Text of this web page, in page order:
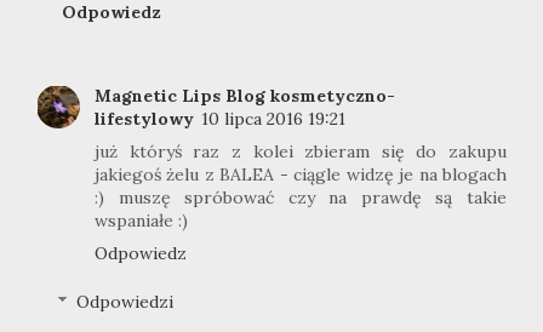
Odpowiedz
Magnetic Lips Blog kosmetyczno-
lifestylowy 10 lipca 2016 19:21
już któryś raz z kolei zbieram się do zakupu
jakiegoś żelu z BALEA - ciągle widzę je na blogach
:) muszę spróbować czy na prawdę są takie
wspaniałe :)
Odpowiedz
Odpowiedzi